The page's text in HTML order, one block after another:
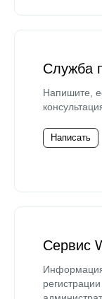
Служба
Напишите,
Написать
Сервис